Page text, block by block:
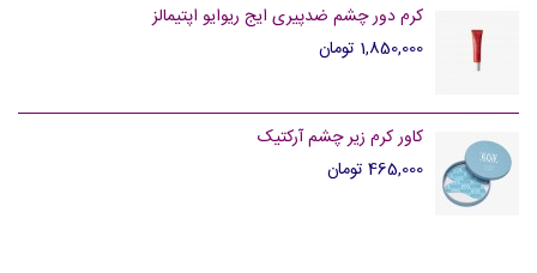
کرم دور چشم ضدپیری ایج ریوایو اپتیمالز
1,850,000 تومان
کاور کرم زیر چشم آرکتیک
465,000 تومان